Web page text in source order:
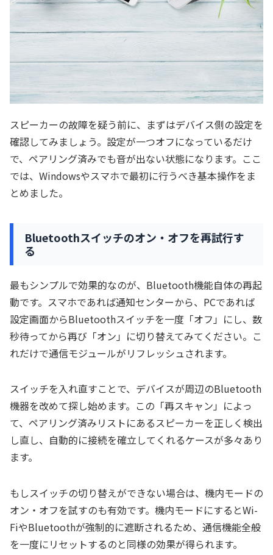
スピーカーの故障を疑う前に、まずはデバイス側の設定を
確認してみましょう。設定が一つオフになっているだけ
で、ペアリング済みでも音が出ない状態になります。ここ
では、Windowsやスマホで最初に行うべき基本操作をま
とめました。
Bluetoothスイッチのオン・オフを再試行す
る
最もシンプルで効果的なのが、Bluetooth機能自体の再起
動です。スマホであれば通知センターから、PCであれば
設定画面からBluetoothスイッチを一度「オフ」にし、数
秒待ってから再び「オン」に切り替えてみてください。こ
れだけで通信モジュールがリフレッシュされます。
スイッチを入れ直すことで、デバイスが周辺のBluetooth
機器を改めて探し始めます。この「再スキャン」によっ
て、ペアリング済みリストにあるスピーカーを正しく検出
し直し、自動的に接続を確立してくれるケースが多々あり
ます。
もしスイッチの切り替えができない場合は、機内モードの
オン・オフを試すのも有効です。機内モードにするとWi-
FiやBluetoothが強制的に遮断されるため、通信機能全般
を一度にリセットするのと同様の効果が得られます。